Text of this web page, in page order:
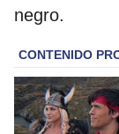
negro.